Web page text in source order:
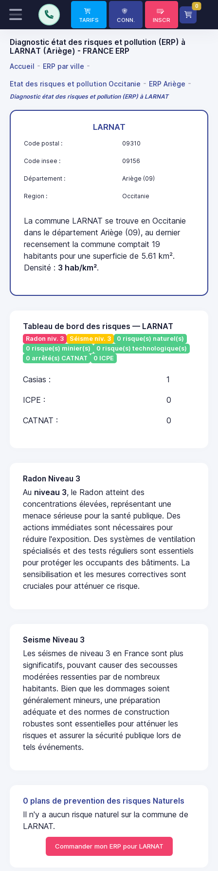
TARIFS CONN. INSCR
0
Diagnostic état des risques et pollution (ERP) à
LARNAT (Ariège) - FRANCE ERP
Accueil ERP par ville
Etat des risques et pollution Occitanie ERP Ariège
Diagnostic état des risques et pollution (ERP) à LARNAT
LARNAT
Code postal : 09310
Code insee : 09156
Département : Ariège (09)
Region : Occitanie
La commune LARNAT se trouve en Occitanie
dans le département Ariège (09), au dernier
recensement la commune comptait 19
habitants pour une superficie de 5.61 km².
Densité : 3 hab/km².
Tableau de bord des risques — LARNAT
Radon niv. 3 Séisme niv. 3
0 risque(s) naturel(s)
0 risque(s) minier(s)
0 risque(s) technologique(s)
0 arrêté(s) CATNAT
0 ICPE
Casias : 1
ICPE : 0
CATNAT : 0
Radon Niveau 3
Au niveau 3, le Radon atteint des
concentrations élevées, représentant une
menace sérieuse pour la santé publique. Des
actions immédiates sont nécessaires pour
réduire l'exposition. Des systèmes de ventilation
spécialisés et des tests réguliers sont essentiels
pour protéger les occupants des bâtiments. La
sensibilisation et les mesures correctives sont
cruciales pour atténuer ce risque.
Seisme Niveau 3
Les séismes de niveau 3 en France sont plus
significatifs, pouvant causer des secousses
modérées ressenties par de nombreux
habitants. Bien que les dommages soient
généralement mineurs, une préparation
adéquate et des normes de construction
robustes sont essentielles pour atténuer les
risques et assurer la sécurité publique lors de
tels événements.
0 plans de prevention des risques Naturels
Il n'y a aucun risque naturel sur la commune de
LARNAT.
Commander mon ERP pour LARNAT